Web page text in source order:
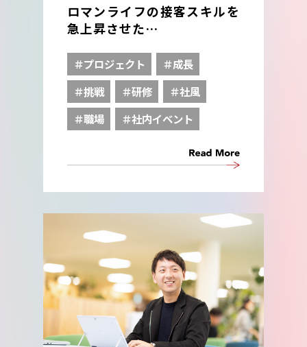
ロマンライフの接客スキルを
急上昇させた
ストとは。
＃プロジェクト
＃成長
＃挑戦
＃研修
＃社風
＃職場
＃社内イベント